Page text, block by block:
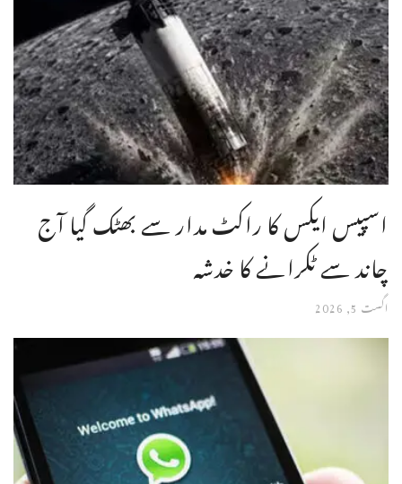
اسپیس ایکس کا راکٹ مدار سے بھٹک گیا آج
چاند سے ٹکرانے کا خدشہ
اگست 5, 2026